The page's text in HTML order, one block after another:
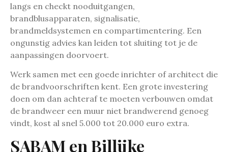
langs en checkt nooduitgangen,
brandblusapparaten, signalisatie,
brandmeldsystemen en compartimentering. Een
ongunstig advies kan leiden tot sluiting tot je de
aanpassingen doorvoert.
Werk samen met een goede inrichter of architect die
de brandvoorschriften kent. Een grote investering
doen om dan achteraf te moeten verbouwen omdat
de brandweer een muur niet brandwerend genoeg
vindt, kost al snel 5.000 tot 20.000 euro extra.
SABAM en Billijke